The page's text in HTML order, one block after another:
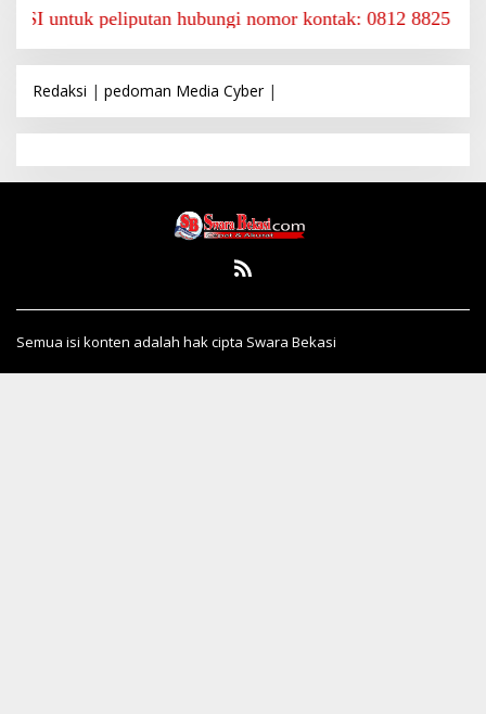
peliputan hubungi nomor kontak: 0812 8825 9590
Redaksi | pedoman Media Cyber|
Semua isi konten adalah hak cipta Swara Bekasi